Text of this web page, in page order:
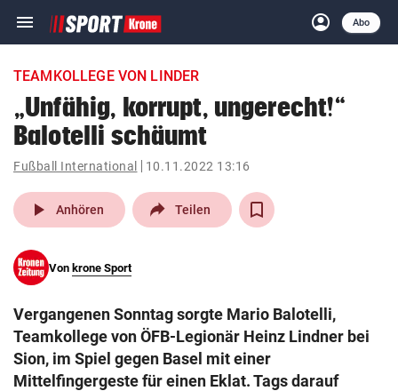
menu Navigation
ein-/ausklappen
account_circle
Anmelden
Abo
close Schließen
account_circle Anmelden
pin_drop
Wien arrow_right
search
eingeben
TEAMKOLLEGE VON LINDER
„Unfähig, korrupt, ungerecht!“
Balotelli schäumt
Fußball International 10.11.2022 13:16
play_arrow Anhören Teilen
Von krone Sport
Vergangenen Sonntag sorgte Mario Balotelli,
Teamkollege von ÖFB-Legionär Heinz Lindner bei
Sion, im Spiel gegen Basel mit einer
Mittelfingergeste für einen Eklat. Tags darauf